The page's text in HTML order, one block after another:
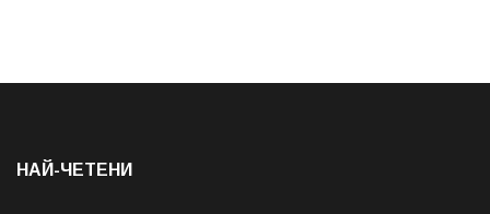
НАЙ-ЧЕТЕНИ